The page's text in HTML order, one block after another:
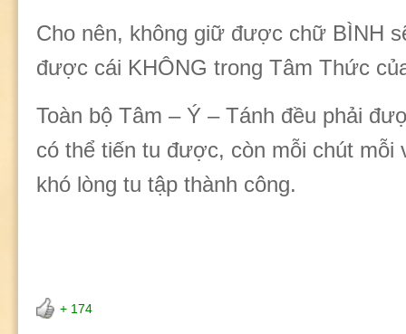
Cho nên, không giữ được chữ BÌNH
được cái KHÔNG trong Tâm Thức
Toàn bộ Tâm – Ý – Tánh đều phải
có thể tiến tu được, còn mỗi chút mỗi
khó lòng tu tập thành công.
+ 174